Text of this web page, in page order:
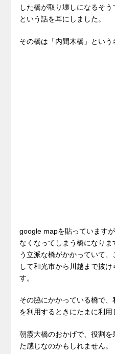
した橋が取り壊しになるそ
という話を耳にしました。
その橋は「内間木橋」という
google mapを貼っています
なくなってしまう橋になり
う立派な橋がかかっていて
して和光市から川越まで抜
す。
その脇にかかっている橋で
を利用するときにたまに利用
朝霞大橋のおかげで、役割を
た感じなのかもしれません。